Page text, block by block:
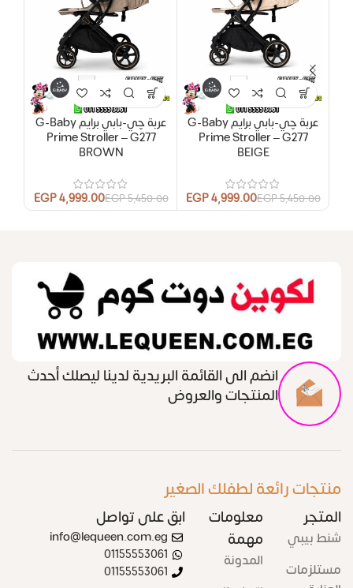
عربة چي-بابي برايم G-Baby
Prime Stroller – G277
BEIGE
5,450.00
EGP
4,999.00
EGP
عربة چي-بابي برايم G-Baby
Prime Stroller – G277
BROWN
5,450.00
EGP
4,999.00
EGP
انضم الى القائمة البريدية لدينا ليصلك أحدث
المنتجات والعروض
منتجات رائعة لطفلك الصغير
المتجر
شنط بيبي
مستلزمات
معلومات
مهمة
المدونة
ابق على تواصل
info@lequeen.com.eg
01155553061
01155553061